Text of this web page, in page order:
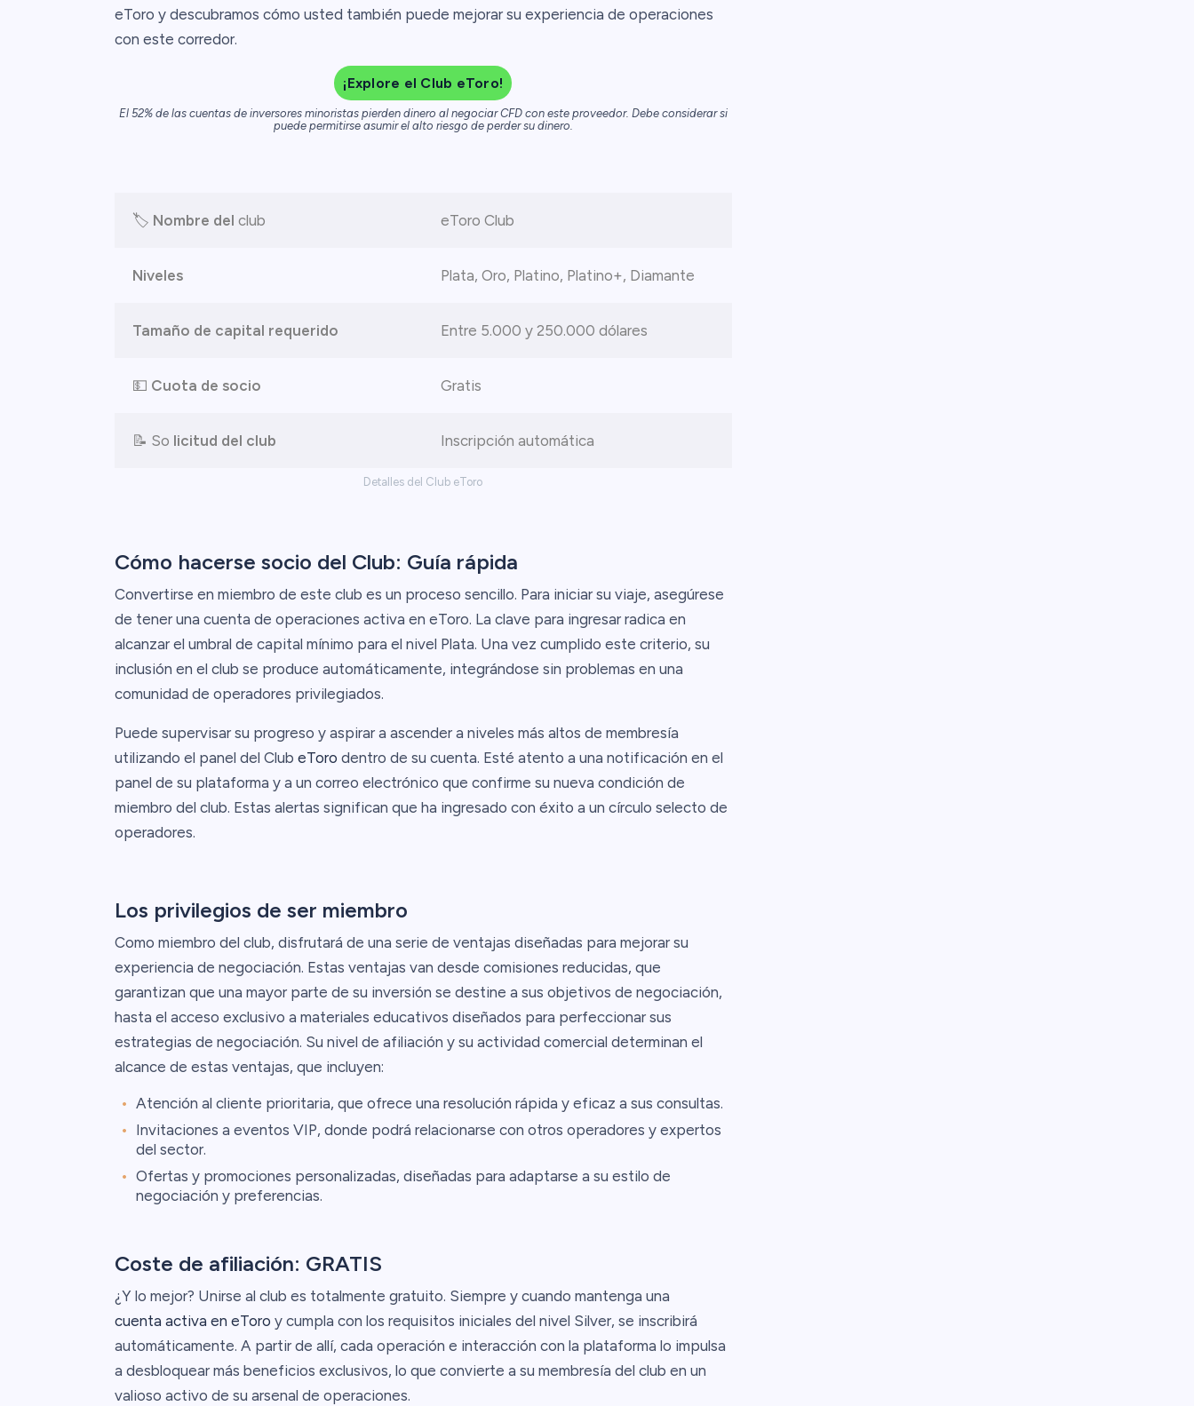
eToro y descubramos cómo usted también puede mejorar su experiencia de operaciones
con este corredor.
¡Explore el Club eToro!
El 52% de las cuentas de inversores minoristas pierden dinero al negociar CFD con este proveedor. Debe considerar si
puede permitirse asumir el alto riesgo de perder su dinero.
Detalles del Club eToro
🏷️ Nombre del club eToro Club
Niveles Plata, Oro, Platino, Platino+, Diamante
Tamaño de capital requerido Entre 5.000 y 250.000 dólares
💵 Cuota de socio Gratis
📝 So licitud del club Inscripción automática
Cómo hacerse socio del Club: Guía rápida
Convertirse en miembro de este club es un proceso sencillo. Para iniciar su viaje, asegúrese
de tener una cuenta de operaciones activa en eToro. La clave para ingresar radica en
alcanzar el umbral de capital mínimo para el nivel Plata. Una vez cumplido este criterio, su
inclusión en el club se produce automáticamente, integrándose sin problemas en una
comunidad de operadores privilegiados.
Puede supervisar su progreso y aspirar a ascender a niveles más altos de membresía
utilizando el panel del Club eToro dentro de su cuenta. Esté atento a una notificación en el
panel de su plataforma y a un correo electrónico que confirme su nueva condición de
miembro del club. Estas alertas significan que ha ingresado con éxito a un círculo selecto de
operadores.
Los privilegios de ser miembro
Como miembro del club, disfrutará de una serie de ventajas diseñadas para mejorar su
experiencia de negociación. Estas ventajas van desde comisiones reducidas, que
garantizan que una mayor parte de su inversión se destine a sus objetivos de negociación,
hasta el acceso exclusivo a materiales educativos diseñados para perfeccionar sus
estrategias de negociación. Su nivel de afiliación y su actividad comercial determinan el
alcance de estas ventajas, que incluyen:
Atención al cliente prioritaria, que ofrece una resolución rápida y eficaz a sus consultas.
Invitaciones a eventos VIP, donde podrá relacionarse con otros operadores y expertos
del sector.
Ofertas y promociones personalizadas, diseñadas para adaptarse a su estilo de
negociación y preferencias.
Coste de afiliación: GRATIS
¿Y lo mejor? Unirse al club es totalmente gratuito. Siempre y cuando mantenga una
cuenta activa en eToro y cumpla con los requisitos iniciales del nivel Silver, se inscribirá
automáticamente. A partir de allí, cada operación e interacción con la plataforma lo impulsa
a desbloquear más beneficios exclusivos, lo que convierte a su membresía del club en un
valioso activo de su arsenal de operaciones.